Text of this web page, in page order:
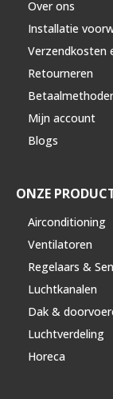
Over ons
Installatie
Verzendkosten
Retourneren
Mijn account
Blogs
ONZE
Airconditioning
Ventilatoren
Regelaars &
Luchtkanalen
Dak &
Luchtverdeling
Horeca